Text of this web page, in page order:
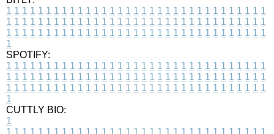
1 1 1 1 1 1 1 1 1 1 1 1 1 1 1 1 1 1 1 1 1 1 1 1 1 1 1 1 1 1 1 1 1
1 1 1 1 1 1 1 1 1 1 1 1 1 1 1 1 1 1 1 1 1 1 1 1 1 1 1 1 1 1 1 1 1
1 1 1 1 1 1 1 1 1 1 1 1 1 1 1 1 1 1 1 1 1 1 1 1 1 1 1 1 1 1 1 1 1
1
SPOTIFY:
1 1 1 1 1 1 1 1 1 1 1 1 1 1 1 1 1 1 1 1 1 1 1 1 1 1 1 1 1 1 1 1 1
1 1 1 1 1 1 1 1 1 1 1 1 1 1 1 1 1 1 1 1 1 1 1 1 1 1 1 1 1 1 1 1 1
1 1 1 1 1 1 1 1 1 1 1 1 1 1 1 1 1 1 1 1 1 1 1 1 1 1 1 1 1 1 1 1 1
1
CUTTLY BIO:
1
1 1 1 1 1 1 1 1 1 1 1 1 1 1 1 1 1 1 1 1 1 1 1 1 1 1 1 1 1 1 1 1 1